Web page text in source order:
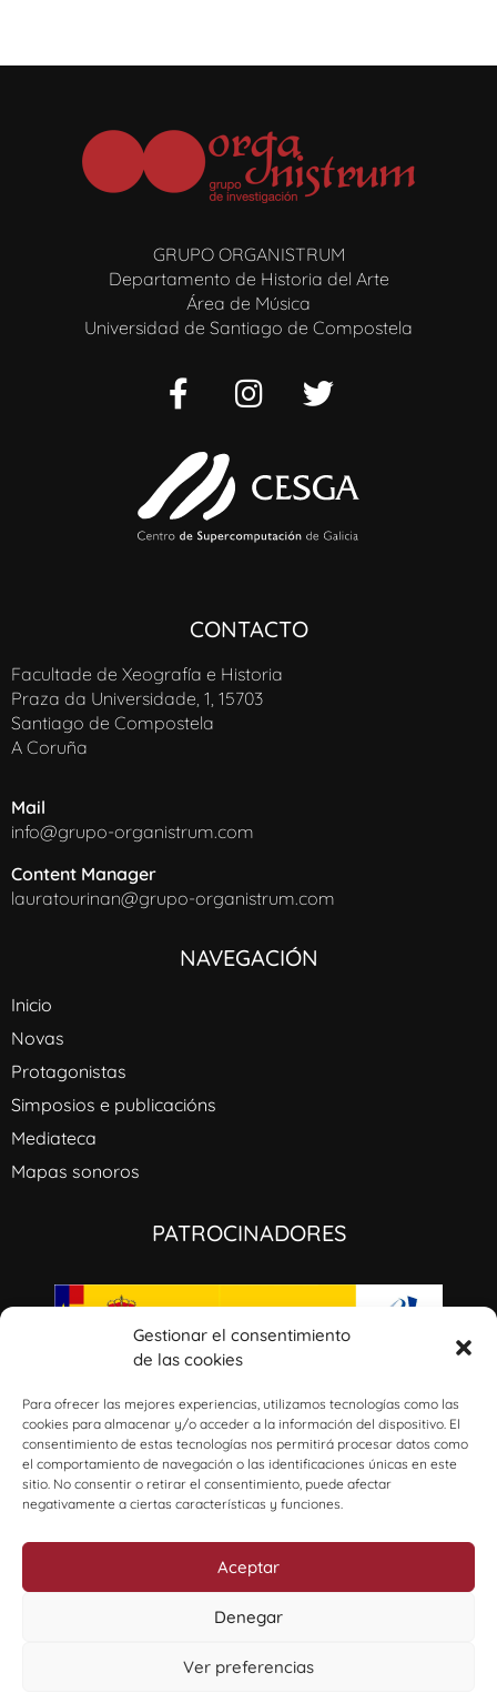
Gestionar el consentimiento
de las cookies
Para ofrecer las mejores experiencias, utilizamos tecnologías como las
cookies para almacenar y/o acceder a la información del dispositivo. El
consentimiento de estas tecnologías nos permitirá procesar datos como
el comportamiento de navegación o las identificaciones únicas en este
sitio. No consentir o retirar el consentimiento, puede afectar
negativamente a ciertas características y funciones.
Aceptar
Denegar
Ver preferencias
GRUPO ORGANISTRUM
Departamento de Historia del Arte
Área de Música
Universidad de Santiago de Compostela
CONTACTO
Facultade de Xeografía e Historia
Praza da Universidade, 1, 15703
Santiago de Compostela
A Coruña
Mail
info@grupo-organistrum.com
Content Manager
lauratourinan@grupo-organistrum.com
NAVEGACIÓN
Inicio
Novas
Protagonistas
Simposios e publicacións
Mediateca
Mapas sonoros
PATROCINADORES
diseña artenova.es
Grupo Organistrum USC (GI-2025)